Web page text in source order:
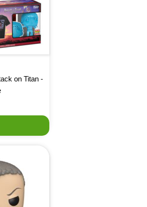
on Titan -